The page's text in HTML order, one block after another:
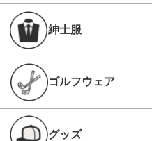
紳士服
ゴルフウェア
グッズ